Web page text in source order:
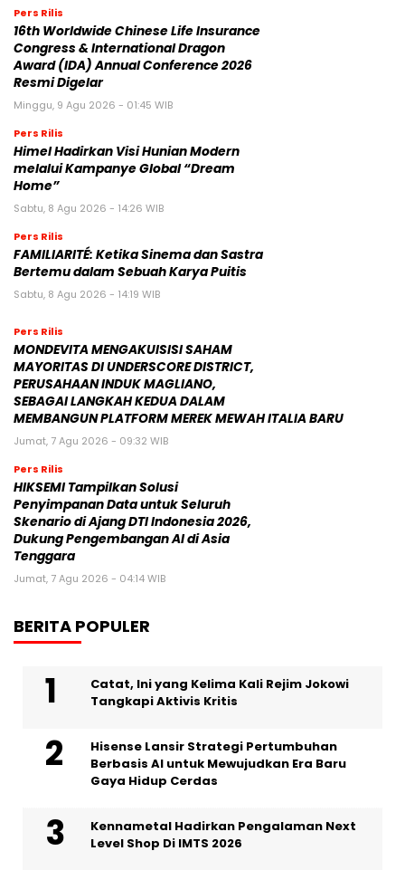
Pers Rilis
16th Worldwide Chinese Life Insurance
Congress & International Dragon
Award (IDA) Annual Conference 2026
Resmi Digelar
Minggu, 9 Agu 2026 - 01:45 WIB
Pers Rilis
Himel Hadirkan Visi Hunian Modern
melalui Kampanye Global “Dream
Home”
Sabtu, 8 Agu 2026 - 14:26 WIB
Pers Rilis
FAMILIARITÉ: Ketika Sinema dan Sastra
Bertemu dalam Sebuah Karya Puitis
Sabtu, 8 Agu 2026 - 14:19 WIB
Pers Rilis
MONDEVITA MENGAKUISISI SAHAM
MAYORITAS DI UNDERSCORE DISTRICT,
PERUSAHAAN INDUK MAGLIANO,
SEBAGAI LANGKAH KEDUA DALAM
MEMBANGUN PLATFORM MEREK MEWAH ITALIA BARU
Jumat, 7 Agu 2026 - 09:32 WIB
Pers Rilis
HIKSEMI Tampilkan Solusi
Penyimpanan Data untuk Seluruh
Skenario di Ajang DTI Indonesia 2026,
Dukung Pengembangan AI di Asia
Tenggara
Jumat, 7 Agu 2026 - 04:14 WIB
BERITA POPULER
Catat, Ini yang Kelima Kali Rejim Jokowi
Tangkapi Aktivis Kritis
Hisense Lansir Strategi Pertumbuhan
Berbasis AI untuk Mewujudkan Era Baru
Gaya Hidup Cerdas
Kennametal Hadirkan Pengalaman Next
Level Shop Di IMTS 2026